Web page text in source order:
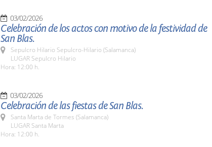
03/02/2026
Celebración de los actos con motivo de la festividad de
San Blas.
Sepulcro Hilario Sepulcro-Hilario (Salamanca)
LUGAR Sepulcro Hilario
Hora: 12:00 h.
03/02/2026
Celebración de las fiestas de San Blas.
Santa Marta de Tormes (Salamanca)
LUGAR Santa Marta
Hora: 12:00 h.